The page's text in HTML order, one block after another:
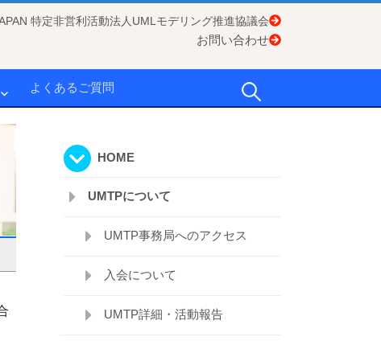
特定非営利活動法人UMLモデリング推進協議会
お問い合わせ
よくあるご質問 検
HOME
UMTPについて
UMTP事務局へのアクセス
入会について
UMTP詳細・活動報告